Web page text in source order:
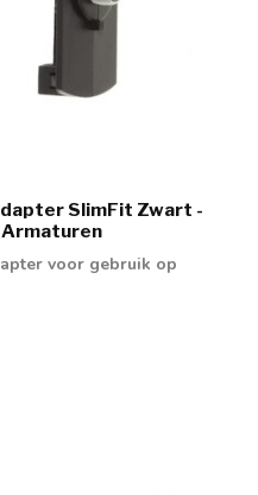
SlimFit Zwart -
Armaturen
voor gebruik op